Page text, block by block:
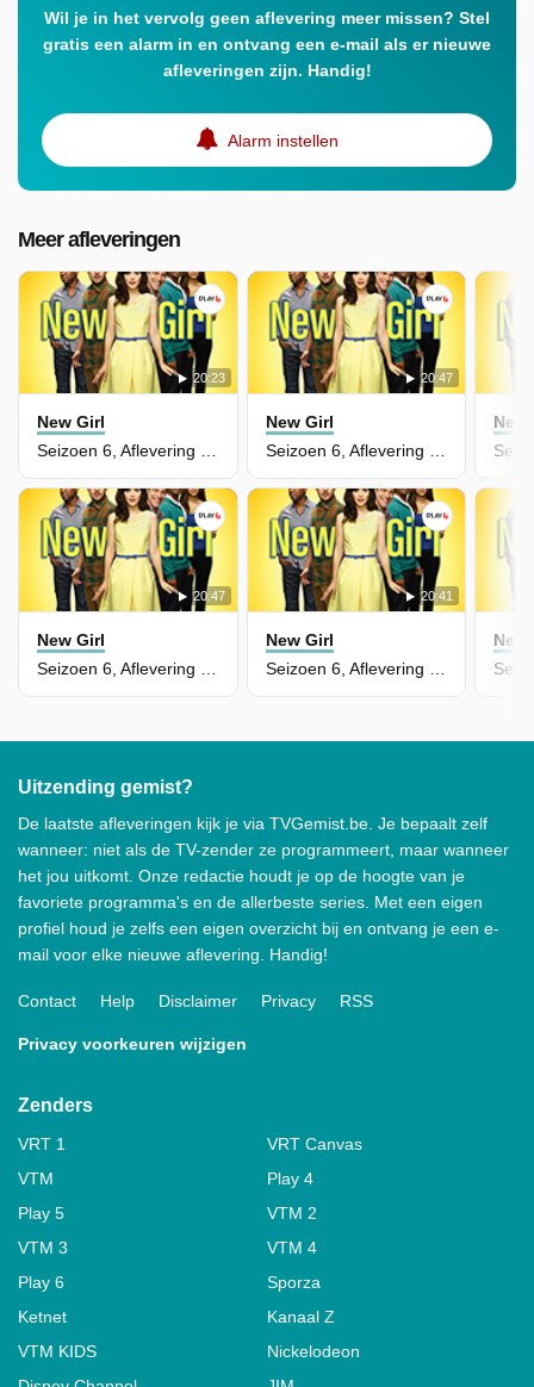
Wil je in het vervolg geen aflevering meer missen? Stel
gratis een alarm in en ontvang een e-mail als er nieuwe
afleveringen zijn. Handig!
Alarm instellen
Meer afleveringen
20:23
New Girl
Seizoen 6, Aflevering 18 - Young Adult
20:47
New Girl
Seizoen 6, Aflevering 17 - Rumspringa
20:47
New Girl
20:41
New Girl
New
New
Uitzending gemist?
De laatste afleveringen kijk je via TVGemist.be. Je bepaalt zelf
wanneer: niet als de TV-zender ze programmeert, maar wanneer
het jou uitkomt. Onze redactie houdt je op de hoogte van je
favoriete programma's en de allerbeste series. Met een eigen
profiel houd je zelfs een eigen overzicht bij en ontvang je een e-
mail voor elke nieuwe aflevering. Handig!
Contact Help Disclaimer Privacy RSS
Privacy voorkeuren wijzigen
Zenders
VRT 1
VRT Canvas
VTM
Play 4
Play 5
VTM 2
VTM 3
VTM 4
Play 6
Sporza
Ketnet
Kanaal Z
VTM KIDS
Nickelodeon